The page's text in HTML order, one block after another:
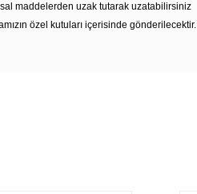
maddelerden uzak tutarak uzatabilirsiniz
özel kutuları içerisinde gönderilecektir.